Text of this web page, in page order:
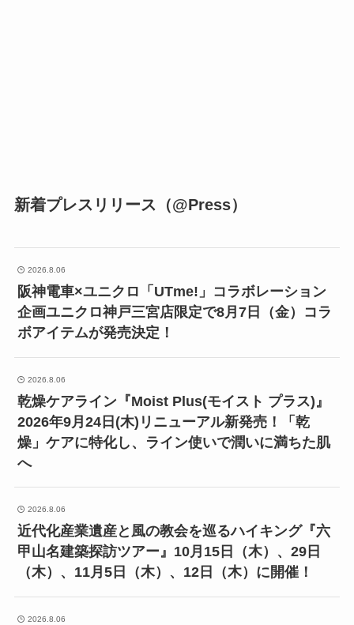
新着プレスリリース（@Press）
2026.8.06
阪神電車×ユニクロ「UTme!」コラボレーション
企画ユニクロ神戸三宮店限定で8月7日（金）コラ
ボアイテムが発売決定！
2026.8.06
乾燥ケアライン『Moist Plus(モイスト プラス)』
2026年9月24日(木)リニューアル新発売！「乾
燥」ケアに特化し、ライン使いで潤いに満ちた肌
へ
2026.8.06
近代化産業遺産と風の教会を巡るハイキング『六
甲山名建築探訪ツアー』10月15日（木）、29日
（木）、11月5日（木）、12日（木）に開催！
2026.8.06